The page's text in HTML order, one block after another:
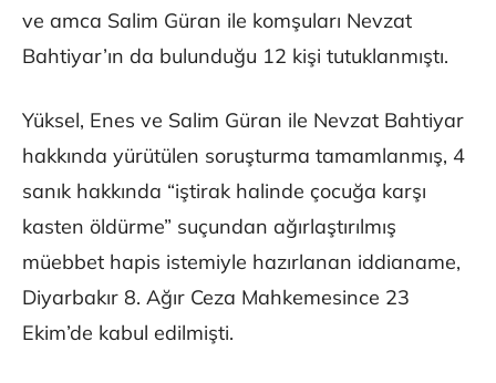
ve amca Salim Güran ile komşuları Nevzat
Bahtiyar’ın da bulunduğu 12 kişi tutuklanmıştı.
Yüksel, Enes ve Salim Güran ile Nevzat Bahtiyar
hakkında yürütülen soruşturma tamamlanmış, 4
sanık hakkında “iştirak halinde çocuğa karşı
kasten öldürme” suçundan ağırlaştırılmış
müebbet hapis istemiyle hazırlanan iddianame,
Diyarbakır 8. Ağır Ceza Mahkemesince 23
Ekim’de kabul edilmişti.